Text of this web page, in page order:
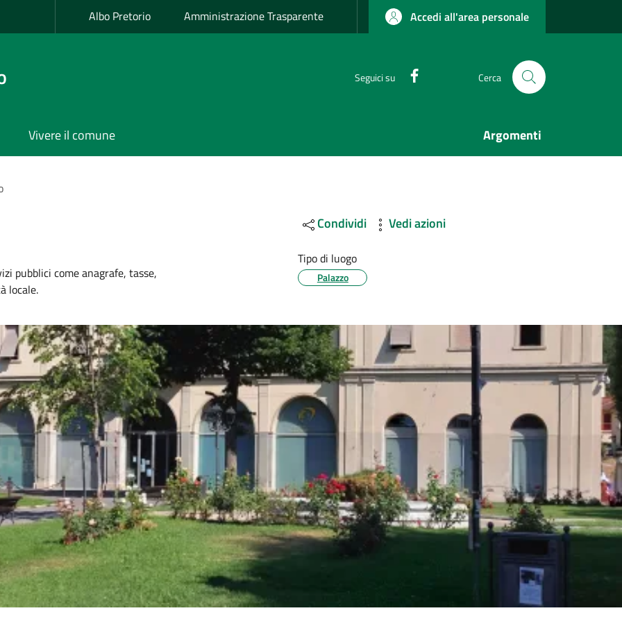
Albo Pretorio Amministrazione Trasparente Accedi all'area personale
Seguici su Cerca
Vivere il comune Argomenti
pubblici come anagrafe, tasse,
locale.
Condividi Vedi azioni
Tipo di luogo
Palazzo